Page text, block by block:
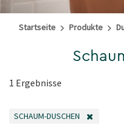
Startseite Produkte
1 Ergebnisse
SCHAUM-DUSCHEN